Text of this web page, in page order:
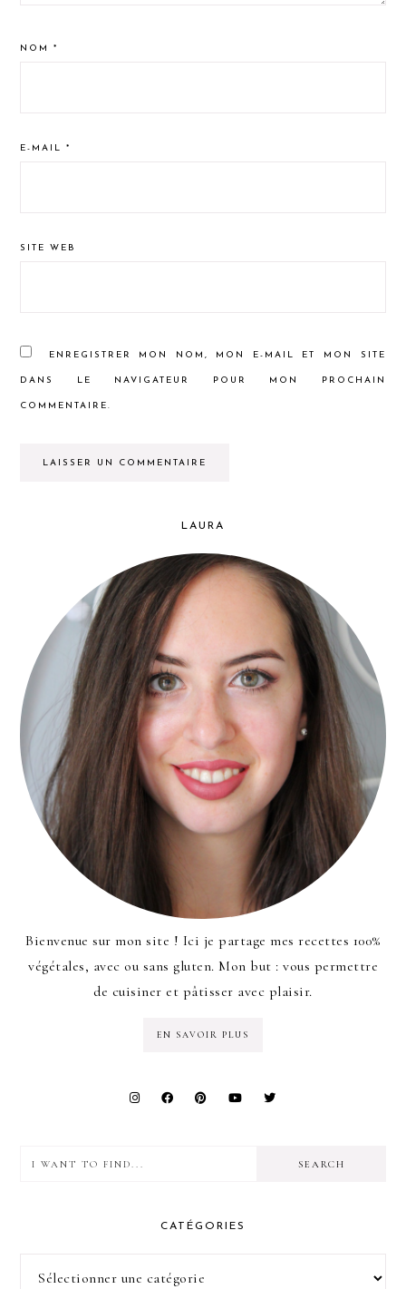
NOM*
E-MAIL*
SITE WEB
ENREGISTRER MON NOM, MON E-MAIL ET MON SITE
DANS LE NAVIGATEUR POUR MON PROCHAIN
COMMENTAIRE.
SIDEBAR
LAURA
Bienvenue sur mon site ! Ici je partage mes recettes 100%
végétales, avec ou sans gluten. Mon but : vous permettre
de cuisiner et pâtisser avec plaisir.
EN SAVOIR PLUS
find...
CATÉGORIES